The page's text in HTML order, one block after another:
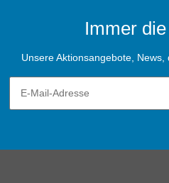
Immer
Unsere Aktionsangebote,